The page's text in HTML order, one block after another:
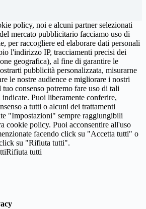
policy, noi e alcuni partner selezionati
mercato pubblicitario facciamo uso di
per raccogliere ed elaborare dati personali
l'indirizzo IP, tracciamenti precisi dei
geografica), al fine di garantire le
pubblicità personalizzata, misurarne
le nostre audience e migliorare i nostri
consenso potremo fare uso di tali
Puoi liberamente conferire,
a tutti o alcuni dei trattamenti
"Impostazioni" sempre raggiungibili
cookie policy. Puoi acconsentire all'uso
facendo click su "Accetta tutti" o
su "Rifiuta tutti".
Rifiuta tutti